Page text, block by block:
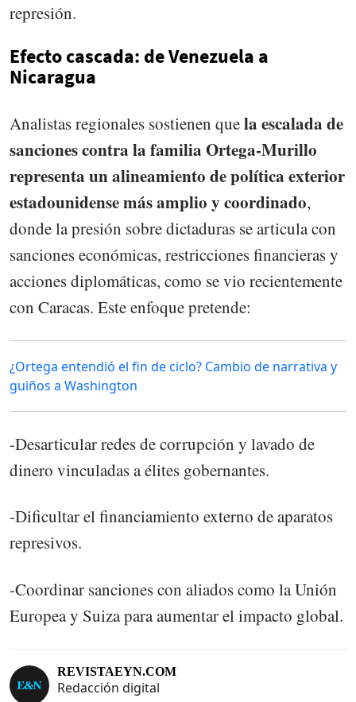
represión.
Efecto cascada: de Venezuela a
Nicaragua
Analistas regionales sostienen quela escalada de
sanciones contra la familia Ortega-Murillo
representa un alineamiento de política exterior
estadounidense más amplio y coordinado,
donde la presión sobre dictaduras se articula con
sanciones económicas, restricciones financieras y
acciones diplomáticas, como se vio recientemente
con Caracas. Este enfoque pretende:
¿Ortega entendió el fin de ciclo? Cambio de narrativa y
guiños a Washington
-Desarticular redes de corrupción y lavado de
dinero vinculadas a élites gobernantes.
-Dificultar el financiamiento externo de aparatos
represivos.
-Coordinar sanciones con aliados como la Unión
Europea y Suiza para aumentar el impacto global.
REVISTAEYN.COM
Redacción digital